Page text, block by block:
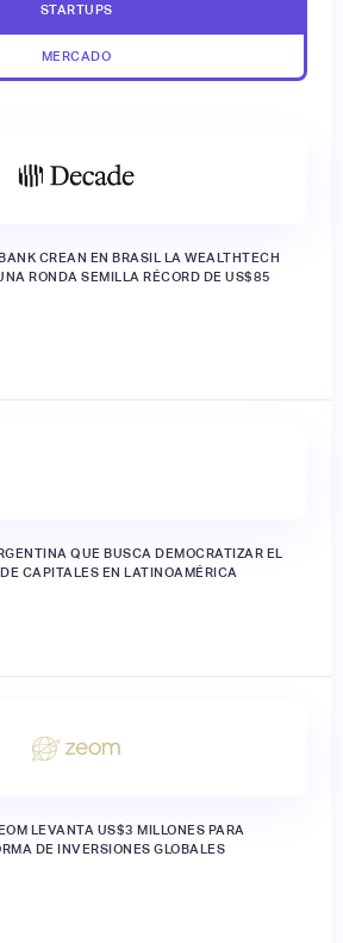
STARTUPS
MERCADO
CREAN EN BRASIL LA WEALTHTECH
RONDA SEMILLA RÉCORD DE US$85
QUE BUSCA DEMOCRATIZAR EL
CAPITALES EN LATINOAMÉRICA
LEVANTA US$3 MILLONES PARA
DE INVERSIONES GLOBALES